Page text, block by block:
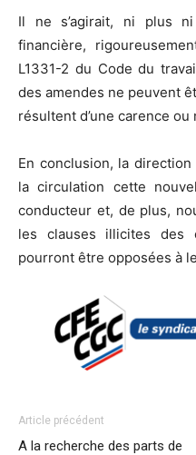
Il ne s’agirait, ni plus ni
financière,
L1331-2 du Code du
des amendes ne peuvent
résultent d’une carence
En conclusion, la
la circulation cette
conducteur et, de plus,
les clauses illicites des
pourront être opposées à
Article précédent
A la recherche des parts de